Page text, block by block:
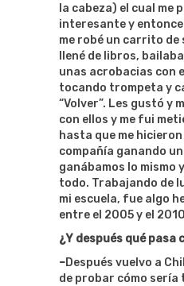
la cabeza) el cual me
interesante y
me robé un carrito de
llené de libros,
unas acrobacias con
tocando trompeta y
“Volver”. Les gustó y
con ellos y me fui
hasta que me
compañía ganando
ganábamos lo mismo
todo. Trabajando de
mi escuela, fue algo
entre el 2005 y el
¿Y después qué pasa
–Después vuelvo a
de probar cómo